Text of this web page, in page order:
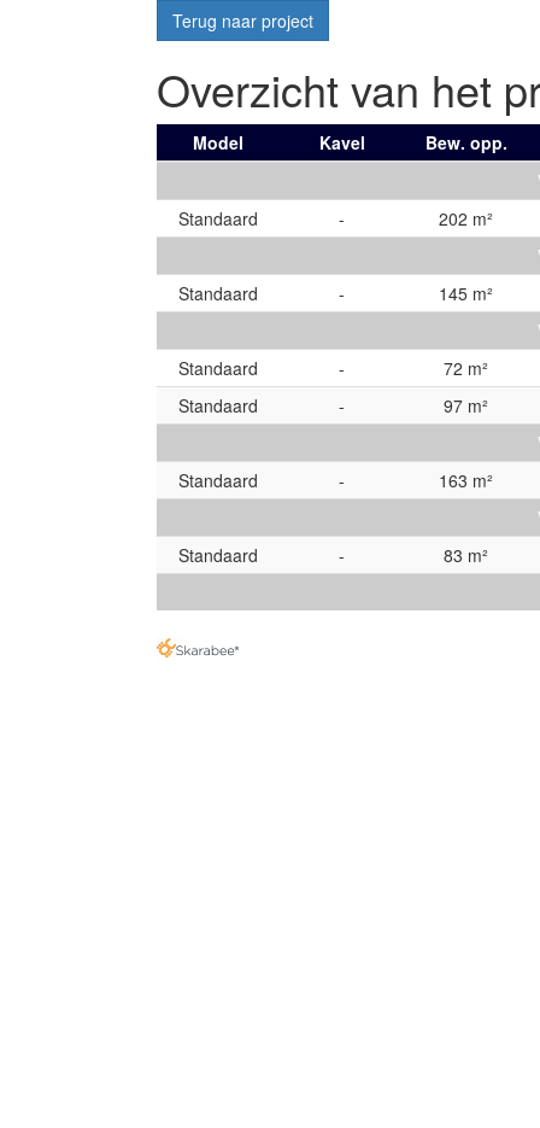
Terug naar project
Overzicht van het
Model Kavel
Bew. opp.
Standaard
-
202 m²
Standaard
-
145 m²
Standaard
-
72 m²
Standaard
-
97 m²
Standaard
-
163 m²
Standaard
- 83 m²